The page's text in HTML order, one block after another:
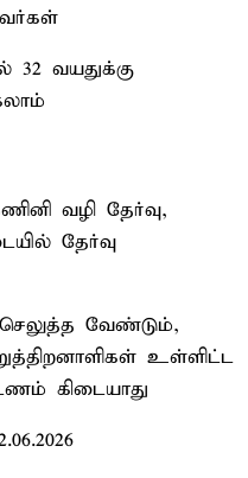
32 வயதுக்கு
வழி தேர்வு,
தேர்வு
செலுத்த வேண்டும்,
உள்ளிட்ட
கிடையாது